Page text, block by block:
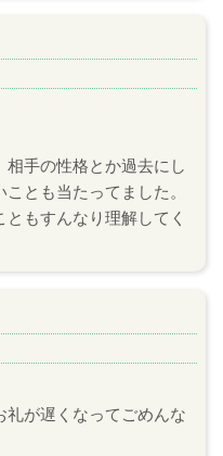
相手の性格とか過去にし
とも当たってました。
もすんなり理解してく
が遅くなってごめんな